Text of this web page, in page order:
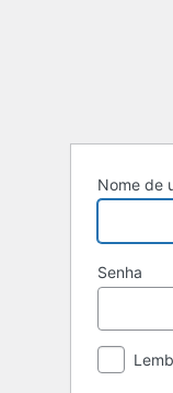
Nome de
Senha